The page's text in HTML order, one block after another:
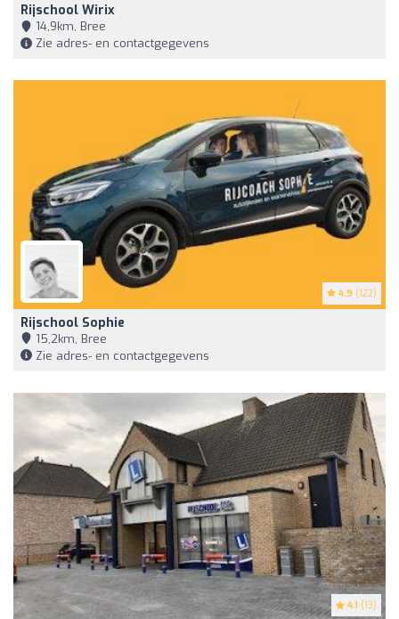
Rijschool Wirix
14,9km, Bree
Zie adres- en contactgegevens
4.9 (122)
Rijschool Sophie
15,2km, Bree
Zie adres- en contactgegevens
4.1 (13)